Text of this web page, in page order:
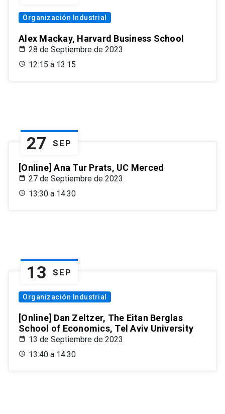
Organización Industrial
Alex Mackay, Harvard Business School
28 de Septiembre de 2023
12:15 a 13:15
27 SEP
[Online] Ana Tur Prats, UC Merced
27 de Septiembre de 2023
13:30 a 14:30
13 SEP
Organización Industrial
[Online] Dan Zeltzer, The Eitan Berglas
School of Economics, Tel Aviv University
13 de Septiembre de 2023
13:40 a 14:30